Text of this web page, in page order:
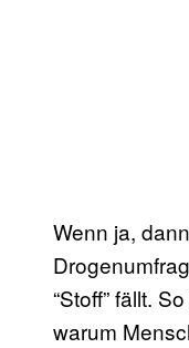
Wenn ja,
“Stoff” fällt.
warum